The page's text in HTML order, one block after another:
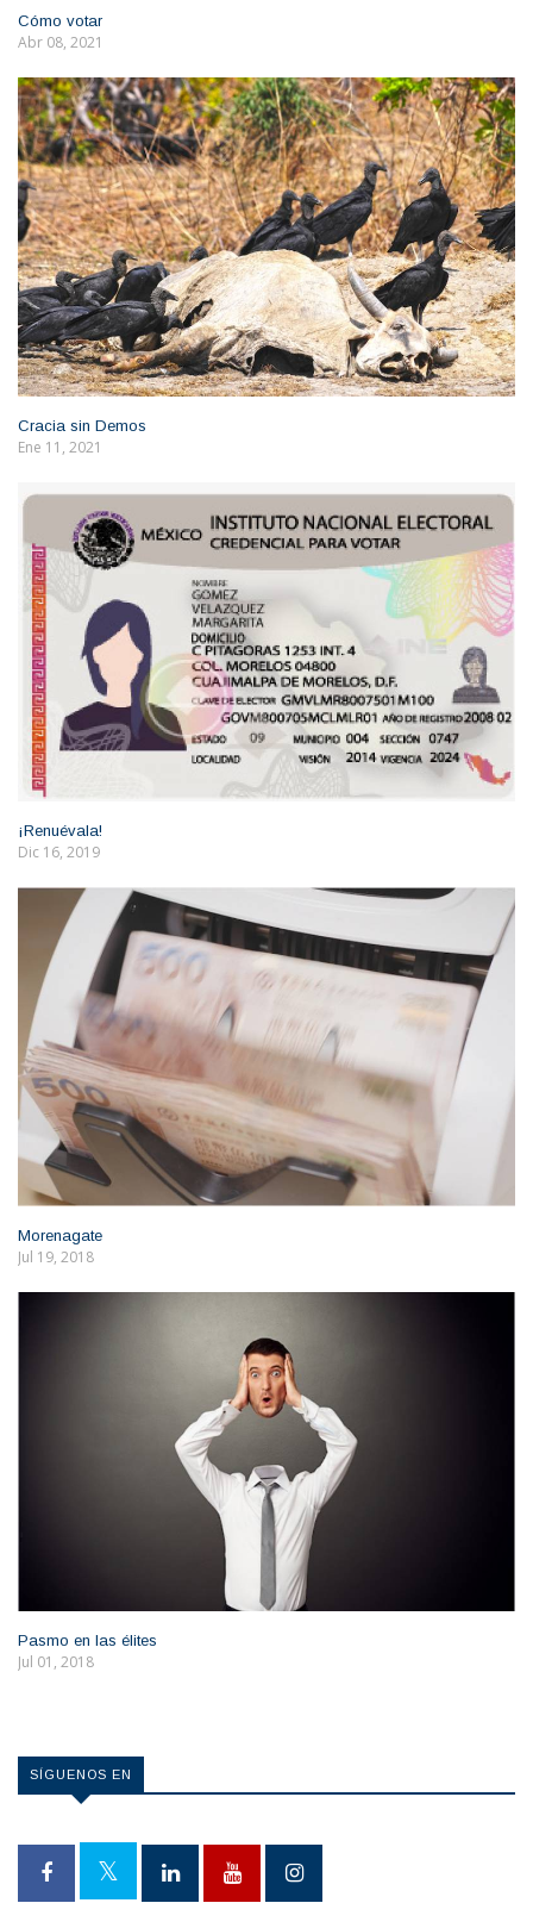
Cómo votar
Abr 08, 2021
Cracia sin Demos
Ene 11, 2021
¡Renuévala!
Dic 16, 2019
Morenagate
Jul 19, 2018
Pasmo en las élites
Jul 01, 2018
SÍGUENOS EN